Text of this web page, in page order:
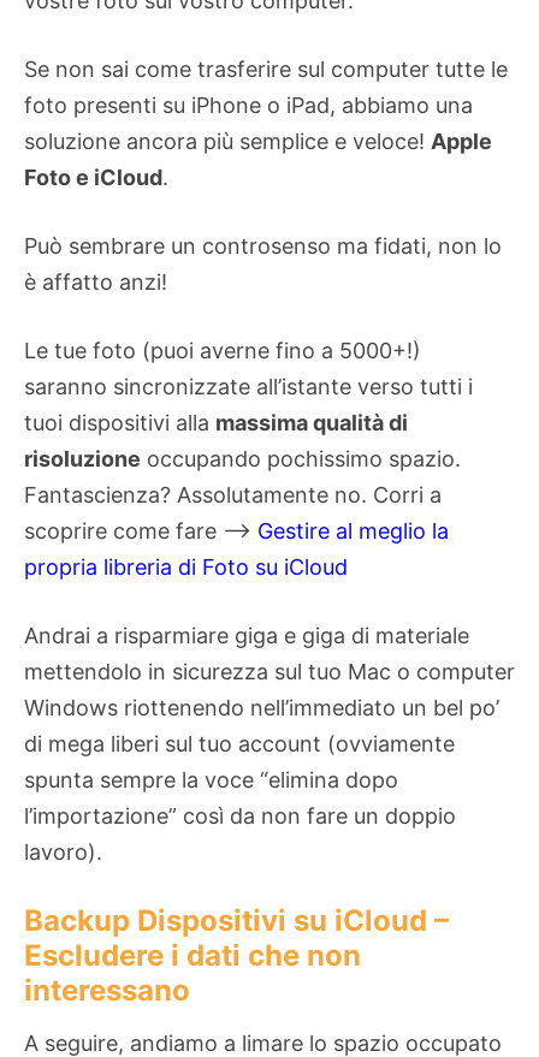
Se non sai come trasferire sul computer tutte le
foto presenti su iPhone o iPad, abbiamo una
soluzione ancora più semplice e veloce! Apple
Foto e iCloud.
Può sembrare un controsenso ma fidati, non lo
è affatto anzi!
Le tue foto (puoi averne fino a 5000+!)
saranno sincronizzate all’istante verso tutti i
tuoi dispositivi alla massima qualità di
risoluzione occupando pochissimo spazio.
Fantascienza? Assolutamente no. Corri a
scoprire come fare –> Gestire al meglio la
propria libreria di Foto su iCloud
Andrai a risparmiare giga e giga di materiale
mettendolo in sicurezza sul tuo Mac o computer
Windows riottenendo nell’immediato un bel po’
di mega liberi sul tuo account (ovviamente
spunta sempre la voce “elimina dopo
l’importazione” così da non fare un doppio
lavoro).
Backup Dispositivi su iCloud –
Escludere i dati che non
interessano
A seguire, andiamo a limare lo spazio occupato